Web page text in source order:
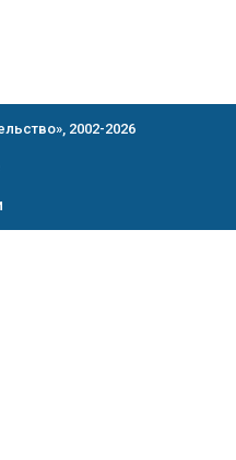
2002-2026